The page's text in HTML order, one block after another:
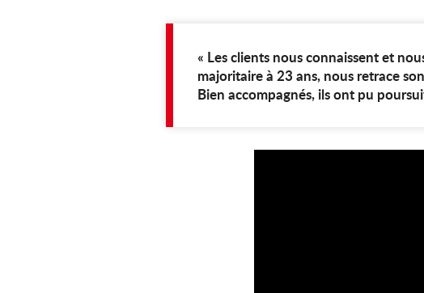
« Les clients nous connaissent et
majoritaire à 23 ans, nous retrace
Bien accompagnés, ils ont pu